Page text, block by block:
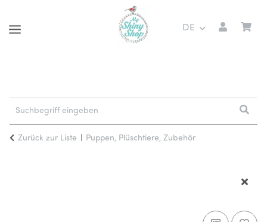
DE
Zurück zur Liste Puppen, Plüschtiere, Zubehör